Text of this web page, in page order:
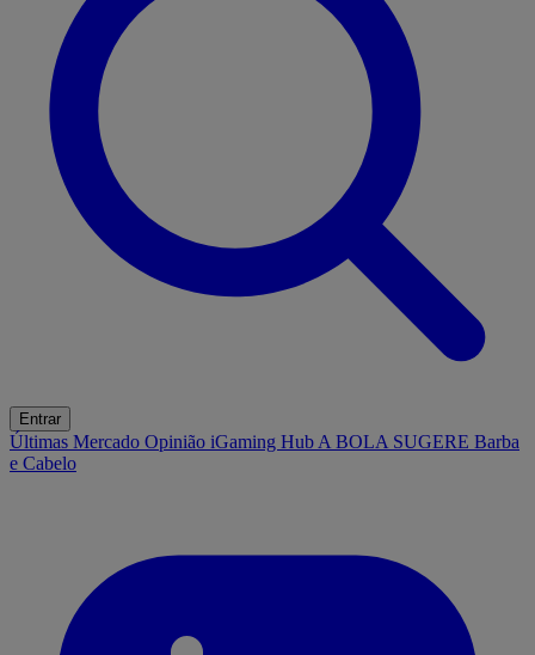
Entrar
Últimas Mercado Opinião iGaming Hub A BOLA SUGERE Barba
e Cabelo